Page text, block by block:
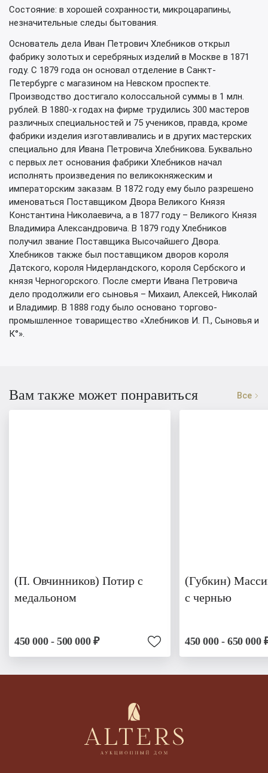
Состояние: в хорошей сохранности, микроцарапины,
незначительные следы бытования.
Основатель дела Иван Петрович Хлебников открыл
фабрику золотых и серебряных изделий в Москве в 1871
году. С 1879 года он основал отделение в Санкт-
Петербурге с магазином на Невском проспекте.
Производство достигало колоссальной суммы в 1 млн.
рублей. В 1880-х годах на фирме трудились 300 мастеров
различных специальностей и 75 учеников, правда, кроме
фабрики изделия изготавливались и в других мастерских
специально для Ивана Петровича Хлебникова. Буквально
с первых лет основания фабрики Хлебников начал
исполнять произведения по великокняжеским и
императорским заказам. В 1872 году ему было разрешено
именоваться Поставщиком Двора Великого Князя
Константина Николаевича, а в 1877 году – Великого Князя
Владимира Александровича. В 1879 году Хлебников
получил звание Поставщика Высочайшего Двора.
Хлебников также был поставщиком дворов короля
Датского, короля Нидерландского, короля Сербского и
князя Черногорского. После смерти Ивана Петровича
дело продолжили его сыновья – Михаил, Алексей, Николай
и Владимир. В 1888 году было основано торгово-
промышленное товарищество «Хлебников И. П., Сыновья и
К°».
Вам также может понравиться Все
(П. Овчинников) Потир с
медальоном
450 000 - 500 000 ₽
(Губкин)
с чернью
450 000 - 650 000